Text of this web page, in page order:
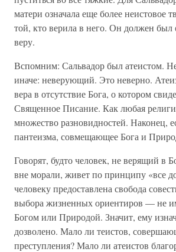
матери означала еще более неистовое
той, кто верила в него. Он должен был
веру.
Вспомним: Сальвадор был атеистом.
иначе: неверующий. Это неверно.
вера в отсутствие Бога, о котором
Священное Писание. Как любая
множество разновидностей. Наконец,
пантеизма, совмещающее Бога и
Говорят, будто человек, не верящий в
вне морали, живет по принципу «все
человеку предоставлена свобода
выбора жизненных ориентиров — не
Богом или Природой. Значит, ему
дозволено. Мало ли теистов,
преступления? Мало ли атеистов